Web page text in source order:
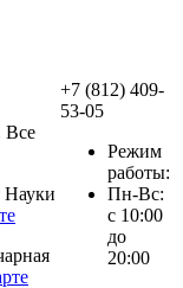
Все
Науки
+7 (812) 409-
53-05
Режим
работы:
Пн-Вс:
с 10:00
до
20:00